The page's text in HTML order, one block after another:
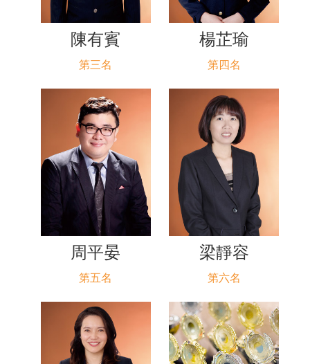
陳有賓
第三名
楊芷瑜
第四名
周平晏
第五名
梁靜容
第六名